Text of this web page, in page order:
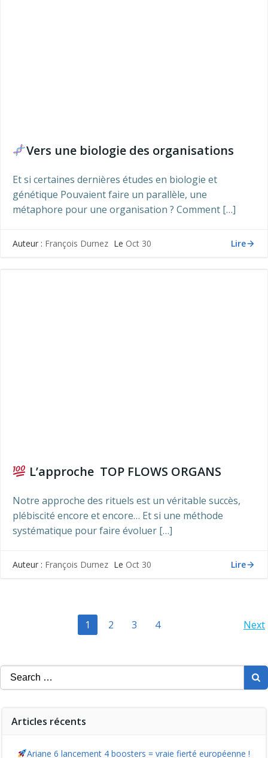
Vers une biologie des organisations
Et si certaines dernières études en biologie et
génétique Pouvaient faire un parallèle, une
métaphore pour une organisation ? Comment […]
Auteur : François Durnez Le Oct 30 Lire
L’approche TOP FLOWS ORGANS
Notre approche des rituels est un véritable succès,
plébiscité encore et encore… Et si une méthode
systématique pour faire évoluer […]
Auteur : François Durnez Le Oct 30 Lire
Page
1 Page
2 Page
3 Page
4 Next
Search
for:
Articles récents
Ariane 6 lancement 4 boosters = vraie fierté européenne !